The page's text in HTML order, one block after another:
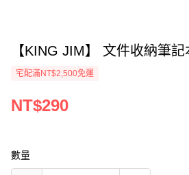
【KING JIM】 文件收納筆
宅配滿NT$2,500免運
NT$290
數量